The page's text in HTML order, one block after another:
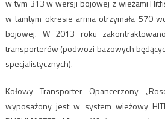
w tym 313 w wersji bojowej z wieżami
w tamtym okresie armia otrzymała 570
bojowej. W 2013 roku
transporterów (podwozi bazowych
specjalistycznych).
Kołowy Transporter Opancerzony
wyposażony jest w system wieżowy